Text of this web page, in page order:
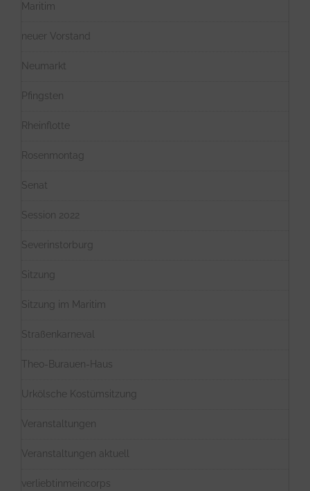
Maritim
neuer Vorstand
Neumarkt
Pfingsten
Rheinflotte
Rosenmontag
Senat
Session 2022
Severinstorburg
Sitzung
Sitzung im Maritim
Straßenkarneval
Theo-Burauen-Haus
Urkölsche Kostümsitzung
Veranstaltungen
Veranstaltungen aktuell
verliebtinmeincorps